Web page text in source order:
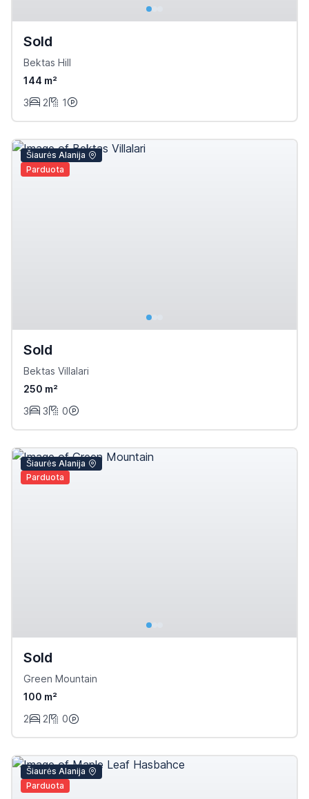
Sold
Bektas Hill
144 m²
3
2 1
Šiaurės Alanija
Parduota
Sold
Bektas Villalari
250 m²
3
3 0
Šiaurės Alanija
Parduota
Sold
Green Mountain
100 m²
2
2 0
Šiaurės Alanija
Parduota